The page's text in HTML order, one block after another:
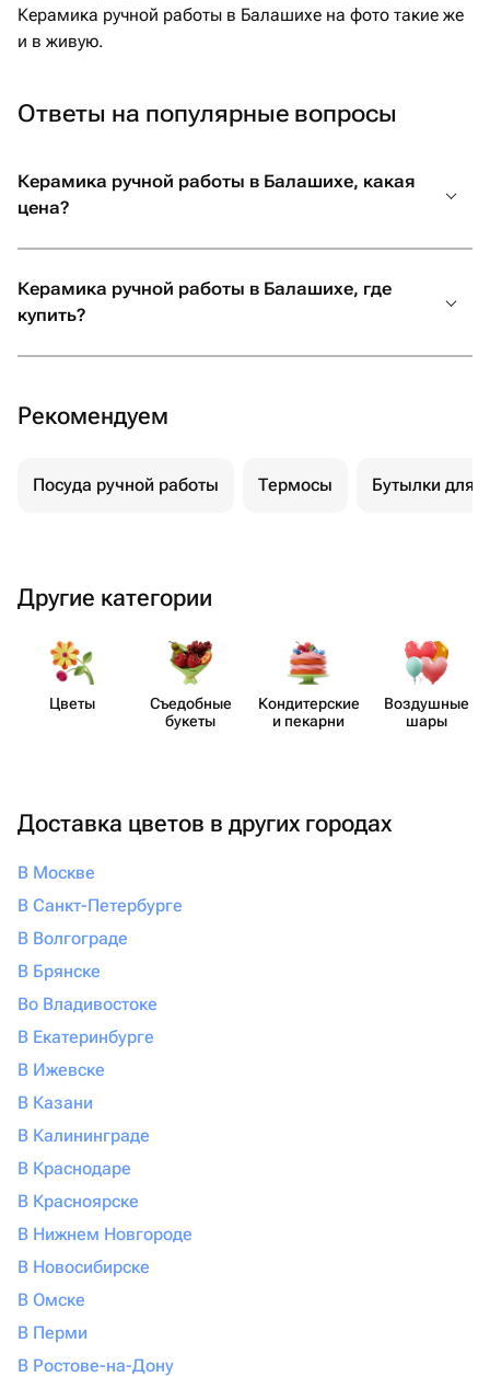
Керамика ручной работы в Балашихе на фото такие же
и в живую.
Ответы на популярные вопросы
Керамика ручной работы в Балашихе, какая
цена?
Керамика ручной работы в Балашихе, где
купить?
Рекомендуем
Посуда ручной работы Термосы Бутылки для
Другие категории
Цветы
Съедобные
букеты
Кондит​ерские
и пекарни
Воздушные
шары
Доставка цветов в других городах
В Москве
В Санкт-Петербурге
В Волгограде
В Брянске
Во Владивостоке
В Екатеринбурге
В Ижевске
В Казани
В Калининграде
В Краснодаре
В Красноярске
В Нижнем Новгороде
В Новосибирске
В Омске
В Перми
В Ростове-на-Дону